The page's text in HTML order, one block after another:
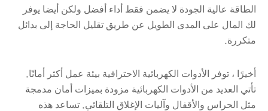
الطاقة عالية الجودة لا يضمن فقط أداء أفضل ولكن أيضا يوفر
لك المال على المدى الطويل عن طريق تقليل الحاجة إلى بدائل
متكررة.
أخيرًا ، توفر الأدوات الكهربائية الاحترافية بيئة عمل أكثر أمانًا.
تأتي العديد من الأدوات الكهربائية مزودة بميزات أمان مدمجة
مثل الحراس والأقفال وآليات الإغلاق التلقائي. تساعد هذه